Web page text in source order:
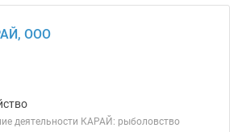
ООО
деятельности КАРАЙ: рыболовство